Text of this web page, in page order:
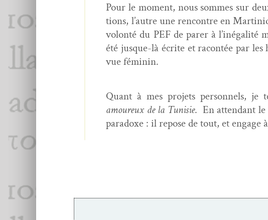
Pour le moment, nous sommes sur
tions, l’autre une ren­con­tre en
volon­té du PEF de par­er à l’inégalité
été jusque-là écrite et racon­tée par
vue féminin.
Quant à mes pro­jets per­son­nels,
amoureux de la Tunisie. En atten­dant
para­doxe : il repose de tout, et engage